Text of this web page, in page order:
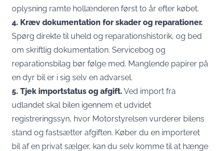
oplysning ramte hollænderen først to år efter købet.
4. Kræv dokumentation for skader og reparationer.
Spørg direkte til uheld og reparationshistorik, og bed
om skriftlig dokumentation. Servicebog og
reparationsbilag bør følge med. Manglende papirer på
en dyr bil er i sig selv en advarsel.
5. Tjek importstatus og afgift. Ved import fra
udlandet skal bilen igennem et udvidet
registreringssyn, hvor Motorstyrelsen vurderer bilens
stand og fastsætter afgiften. Køber du en importeret
bil af en privat sælger, kan du selv komme til at hænge